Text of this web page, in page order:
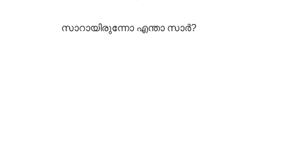
സാറായിരുന്നോ എന്താ സാർ?